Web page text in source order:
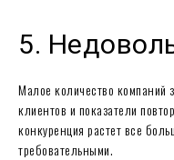
5.
Малое количество компаний
клиентов и показатели
конкуренция растет все
требовательными.